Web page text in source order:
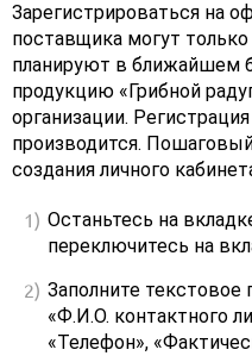
Зарегистрироваться на
поставщика могут
планируют в ближайшем
продукцию «Грибной
организации.
производится.
создания личного
Останьтесь на
переключитесь на
Заполните текстовое
«Ф.И.О. контактного
«Телефон»,